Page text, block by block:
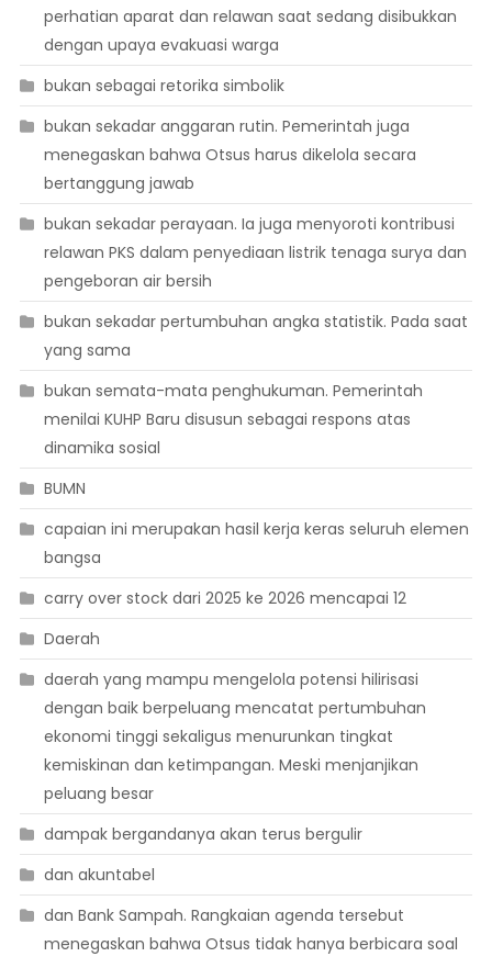
perhatian aparat dan relawan saat sedang disibukkan
dengan upaya evakuasi warga
bukan sebagai retorika simbolik
bukan sekadar anggaran rutin. Pemerintah juga
menegaskan bahwa Otsus harus dikelola secara
bertanggung jawab
bukan sekadar perayaan. Ia juga menyoroti kontribusi
relawan PKS dalam penyediaan listrik tenaga surya dan
pengeboran air bersih
bukan sekadar pertumbuhan angka statistik. Pada saat
yang sama
bukan semata-mata penghukuman. Pemerintah
menilai KUHP Baru disusun sebagai respons atas
dinamika sosial
BUMN
capaian ini merupakan hasil kerja keras seluruh elemen
bangsa
carry over stock dari 2025 ke 2026 mencapai 12
Daerah
daerah yang mampu mengelola potensi hilirisasi
dengan baik berpeluang mencatat pertumbuhan
ekonomi tinggi sekaligus menurunkan tingkat
kemiskinan dan ketimpangan. Meski menjanjikan
peluang besar
dampak bergandanya akan terus bergulir
dan akuntabel
dan Bank Sampah. Rangkaian agenda tersebut
menegaskan bahwa Otsus tidak hanya berbicara soal